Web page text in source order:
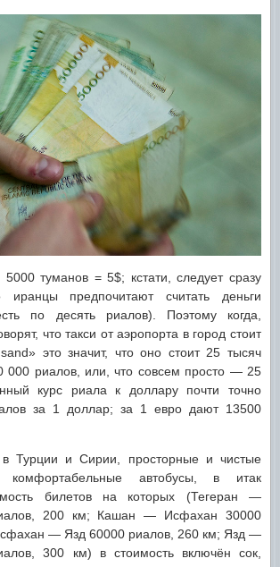
туманов = 5$; кстати, следует сразу
иранцы предпочитают считать деньги
по десять риалов). Поэтому когда,
что такси от аэропорта в город стоит
это значит, что оно стоит 25 тысяч
000 риалов, или, что совсем просто — 25
курс риала к доллару почти точно
за 1 доллар; за 1 евро дают 13500
Турции и Сирии, просторные и чистые
комфортабельные автобусы, в итак
билетов на которых (Тегеран —
200 км; Кашан — Исфахан 30000
— Язд 60000 риалов, 260 км; Язд —
300 км) в стоимость включён сок,